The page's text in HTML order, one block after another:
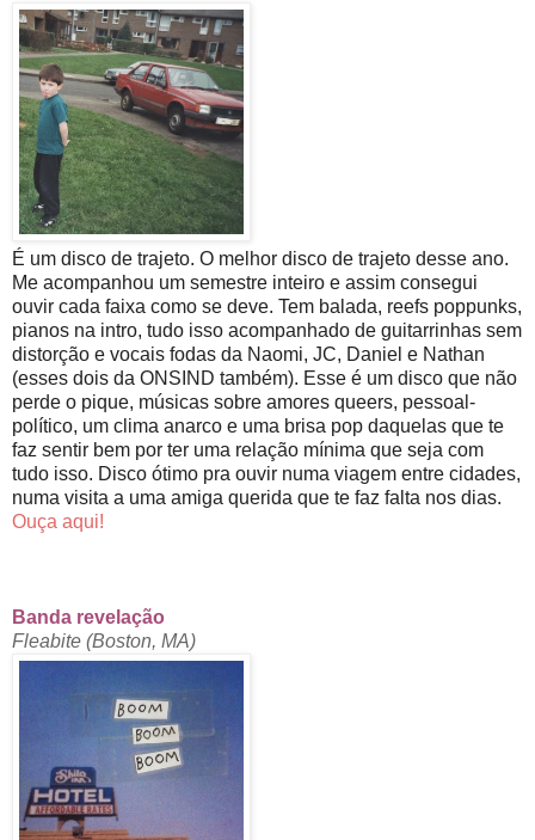
É um disco de trajeto. O melhor disco de trajeto desse ano.
Me acompanhou um semestre inteiro e assim consegui
ouvir cada faixa como se deve. Tem balada, reefs poppunks,
pianos na intro, tudo isso acompanhado de guitarrinhas sem
distorção e vocais fodas da Naomi, JC, Daniel e Nathan
(esses dois da ONSIND também). Esse é um disco que não
perde o pique, músicas sobre amores queers, pessoal-
político, um clima anarco e uma brisa pop daquelas que te
faz sentir bem por ter uma relação mínima que seja com
tudo isso. Disco ótimo pra ouvir numa viagem entre cidades,
numa visita a uma amiga querida que te faz falta nos dias.
Ouça aqui!
Banda revelação
Fleabite (Boston, MA)